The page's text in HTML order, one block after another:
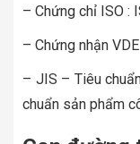
– Chứng chỉ ISO :
– Chứng nhận
– JIS – Tiêu
chuẩn sản phẩm